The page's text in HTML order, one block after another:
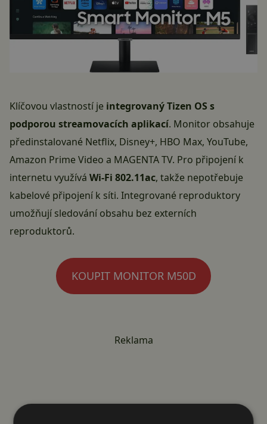
Klíčovou vlastností je integrovaný Tizen OS s
podporou streamovacích aplikací. Monitor obsahuje
předinstalované Netflix, Disney+, HBO Max, YouTube,
Amazon Prime Video a MAGENTA TV. Pro připojení k
internetu využívá Wi-Fi 802.11ac, takže nepotřebuje
kabelové připojení k síti. Integrované reproduktory
umožňují sledování obsahu bez externích
reproduktorů.
KOUPIT MONITOR M50D
Reklama